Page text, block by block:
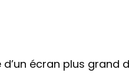
écran plus grand